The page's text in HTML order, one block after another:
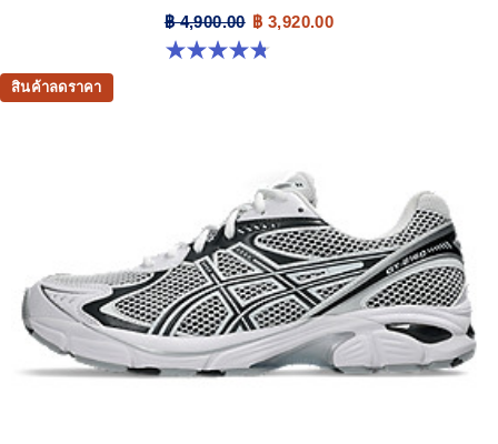
฿ 4,900.00 ฿ 3,920.00
4.8 จาก 5 ดาว 457 รีวิว
สินค้าลดราคา